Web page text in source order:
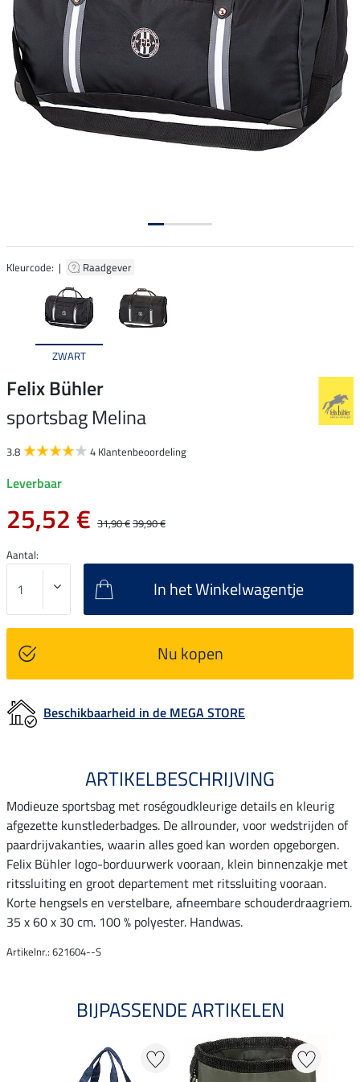
Kleurcode: | Raadgever
ZWART
Felix Bühler
sportsbag Melina
3.8 4 Klantenbeoordeling
Leverbaar
25,52 € 31,90 €39,90 €
Aantal:
In het Winkelwagentje
Nu kopen
Beschikbaarheid in de MEGA STORE
ARTIKELBESCHRIJVING
Modieuze sportsbag met roségoudkleurige details en kleurig
afgezette kunstlederbadges. De allrounder, voor wedstrijden of
paardrijvakanties, waarin alles goed kan worden opgeborgen.
Felix Bühler logo-borduurwerk vooraan, klein binnenzakje met
ritssluiting en groot departement met ritssluiting vooraan.
Korte hengsels en verstelbare, afneembare schouderdraagriem.
35 x 60 x 30 cm. 100 % polyester. Handwas.
Artikelnr.: 621604--S
BIJPASSENDE ARTIKELEN